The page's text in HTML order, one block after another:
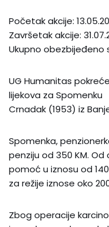
Početak akcije:
Završetak akcije:
Ukupno obezbijeđeno
UG Humanitas
lijekova za Spomenku
Crnadak (1953) iz
Spomenka,
penziju od 350 KM.
pomoć u iznosu od
za režije iznose oko
Zbog operacije